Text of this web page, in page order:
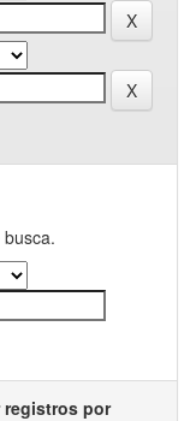
registros por